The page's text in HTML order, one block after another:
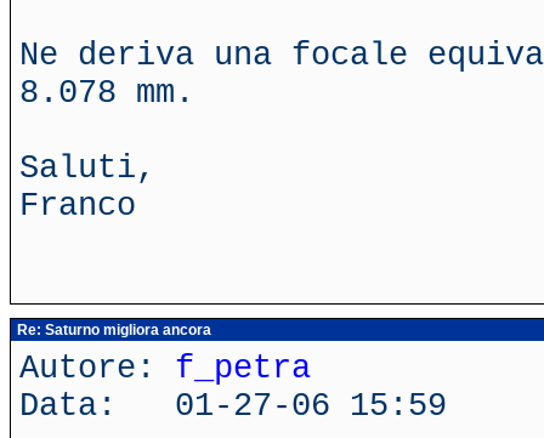
Ne deriva una focale
8.078 mm.
Saluti,
Franco
Re: Saturno migliora ancora
Autore: f_petra
Data: 01-27-06 15:59